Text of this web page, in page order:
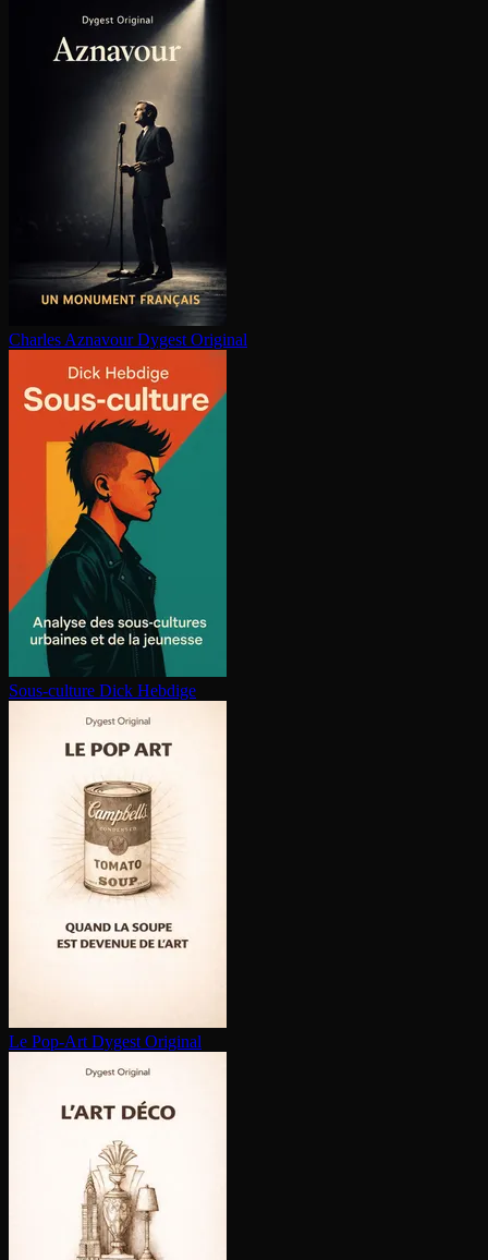
Charles Aznavour Dygest Original
Sous-culture Dick Hebdige
Le Pop-Art Dygest Original